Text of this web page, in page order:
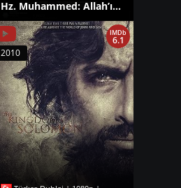
Hz. Muhammed: Allah’ın Elçisi izle
IMDb
6.1
2010